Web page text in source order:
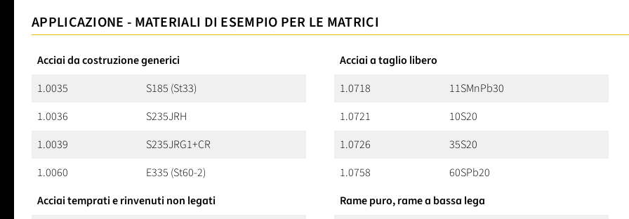
APPLICAZIONE - MATERIALI DI ESEMPIO PER LE MATRICI
Acciai da costruzione generici
1.0035
S185 (St33)
1.0036
S235JRH
1.0039
S235JRG1+CR
1.0060
E335 (St60-2)
Acciai a taglio libero
1.0718
11SMnPb30
1.0721
10S20
1.0726
35S20
1.0758
60SPb20
Acciai temprati e rinvenuti non legati
Rame puro, rame a bassa lega